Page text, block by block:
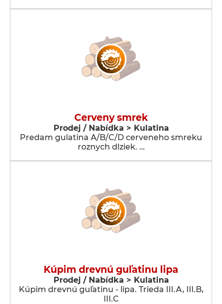
Cerveny smrek
Prodej / Nabídka > Kulatina
Predam gulatina A/B/C/D cerveneho smreku
roznych dlziek. …
Kúpim drevnú guľatinu lipa
Prodej / Nabídka > Kulatina
Kúpim drevnú guľatinu - lipa. Trieda III.A, III.B,
III.C